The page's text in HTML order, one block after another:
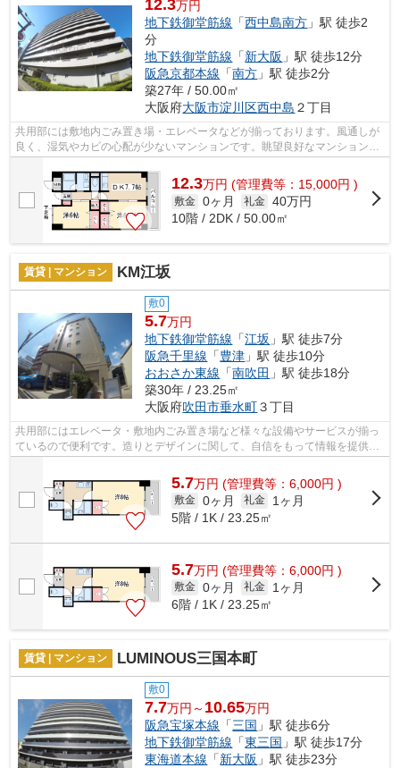
12.3万円
地下鉄御堂筋線 「西中島南方 」駅 徒歩2
分
地下鉄御堂筋線 「新大阪 」駅 徒歩12分
阪急京都本線 「南方 」駅 徒歩2分
築27年 / 50.00㎡
大阪府大阪市淀川区西中島 ２丁目
共用部には敷地内ごみ置き場・エレベータなどが揃っております。風通しが
良く、湿気やカビの心配が少ないマンションです。眺望良好なマンションで
12.3万円 (管理費等：15,000円 )
敷金 0ヶ月 礼金 40万円
10階 / 2DK / 50.00㎡
賃貸 | マンション KM江坂
敷0
5.7万円
地下鉄御堂筋線 「江坂 」駅 徒歩7分
阪急千里線 「豊津 」駅 徒歩10分
おおさか東線 「南吹田 」駅 徒歩18分
築30年 / 23.25㎡
大阪府吹田市垂水町３丁目
共用部にはエレベータ・敷地内ごみ置き場など様々な設備やサービスが揃っ
ているので便利です。造りとデザインに関して、自信をもって情報を提供で
5.7万円 (管理費等：6,000円 )
敷金 0ヶ月 礼金
1ヶ月
5階 / 1K / 23.25㎡
5.7万円 (管理費等：6,000円 )
敷金 0ヶ月 礼金
1ヶ月
6階 / 1K / 23.25㎡
賃貸 | マンション LUMINOUS三国本町
敷0
7.7万円～ 10.65万円
阪急宝塚本線 「三国 」駅 徒歩6分
地下鉄御堂筋線 「東三国 」駅 徒歩17分
東海道本線 「新大阪 」駅 徒歩23分